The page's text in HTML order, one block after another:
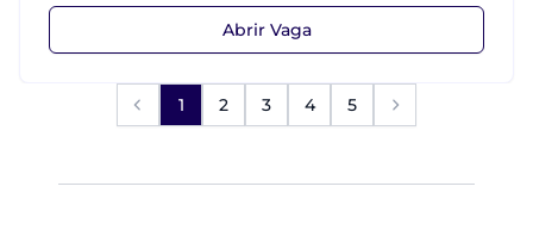
Abrir Vaga
1 2 3 4 5